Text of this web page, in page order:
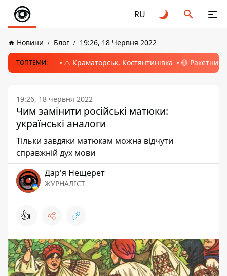
RU
Новини Блог 19:26, 18 Червня 2022
ТОПТЕМИ: ⚠️ Краматорськ, Костянтинівка 🔴 Ракетний
19:26, 18 червня 2022
Чим замінити російські матюки:
українські аналоги
Тільки завдяки матюкам можна відчути
справжній дух мови
Дар'я Нещерет
ЖУРНАЛІСТ
👍